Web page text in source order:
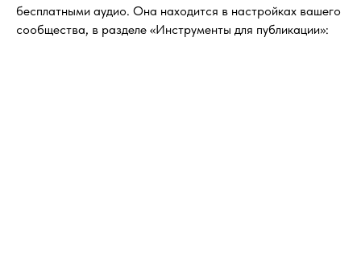
бесплатными аудио. Она находится в настройках вашего
сообщества, в разделе «Инструменты для публикации»: